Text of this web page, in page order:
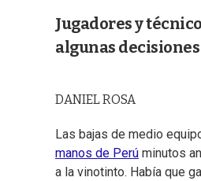
Jugadores y
algunas
DANIEL ROSA
Las bajas de medio
manos de Perú minutos
a la vinotinto. Había que